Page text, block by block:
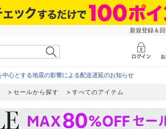
新規登録＆
中心とする地震の影響による配送遅延のお知らせ
セールから探す すべてのアイテム